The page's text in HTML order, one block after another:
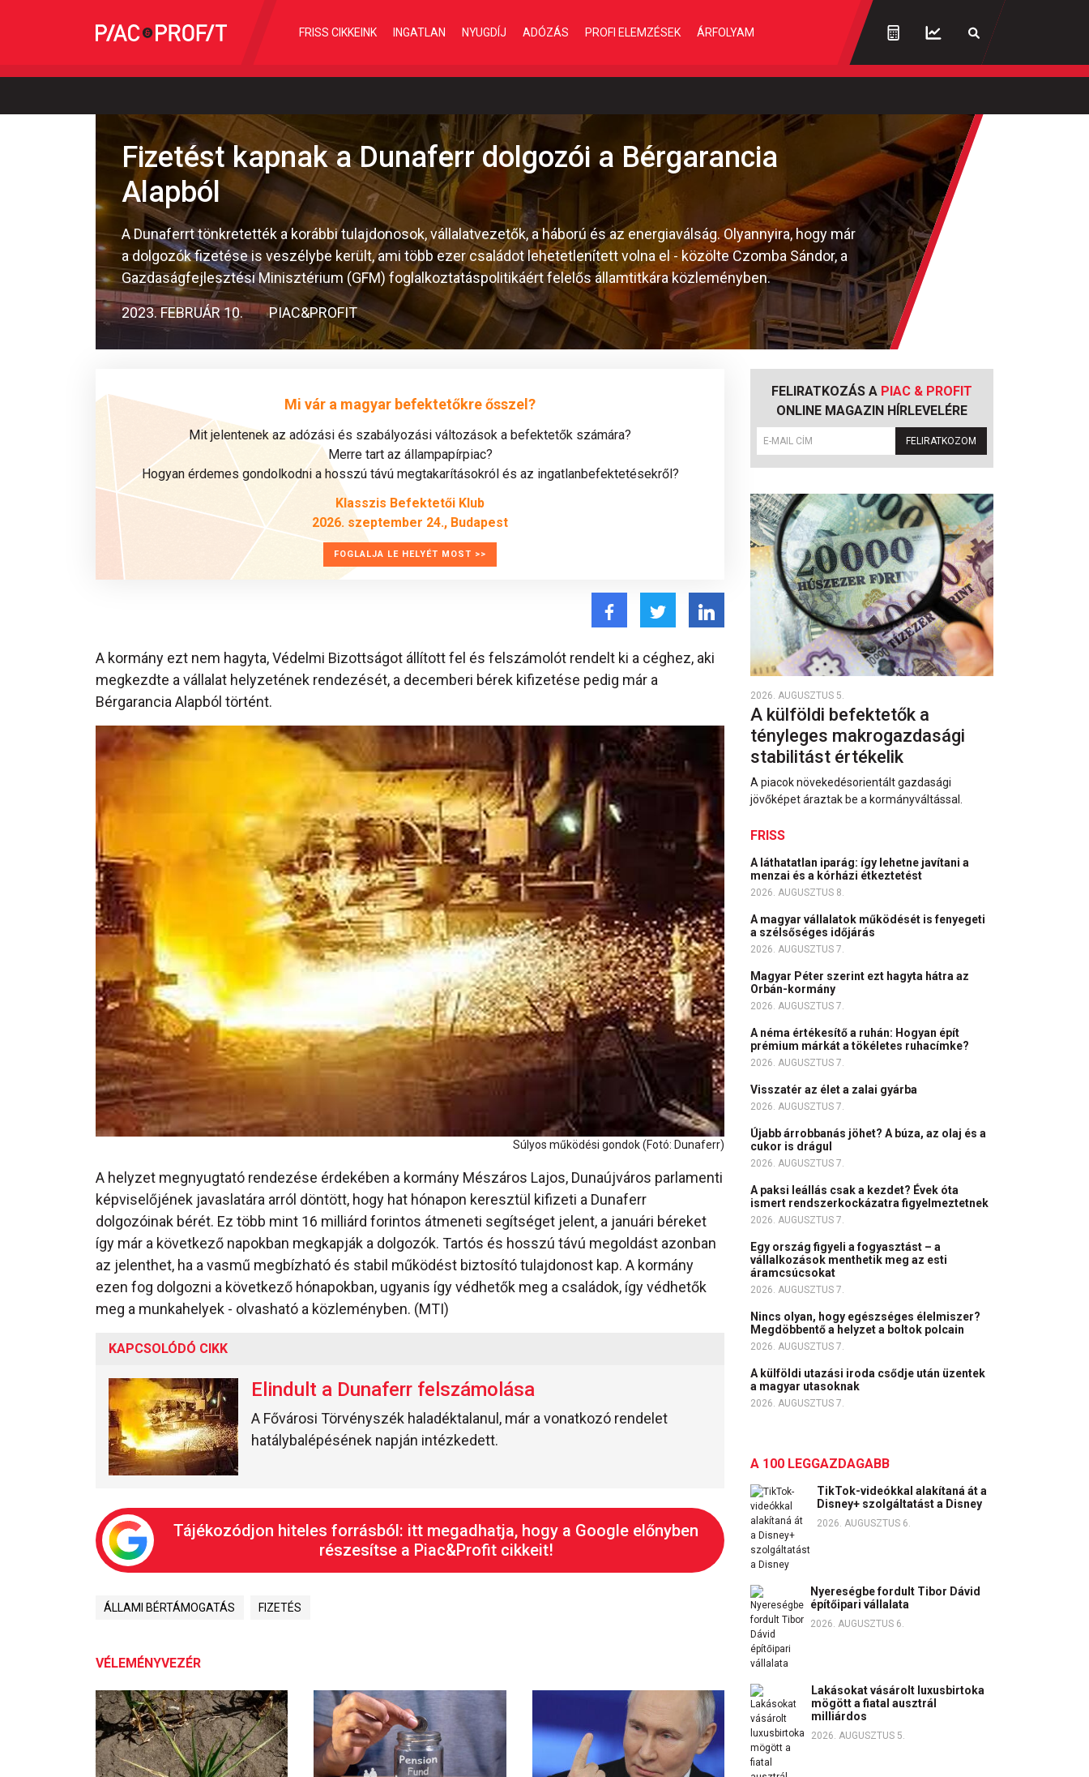
FRISS CIKKEINK INGATLAN NYUGDÍJ ADÓZÁS PROFI ELEMZÉSEK ÁRFOLYAM
Fizetést kapnak a Dunaferr dolgozói a Bérgarancia
Alapból
A Dunaferrt tönkretették a korábbi tulajdonosok, vállalatvezetők, a háború és az energiaválság. Olyannyira, hogy már
a dolgozók fizetése is veszélybe került, ami több ezer családot lehetetlenített volna el - közölte Czomba Sándor, a
Gazdaságfejlesztési Minisztérium (GFM) foglalkoztatáspolitikáért felelős államtitkára közleményben.
2023. FEBRUÁR 10. PIAC&PROFIT
Mi vár a magyar befektetőkre ősszel?
Mit jelentenek az adózási és szabályozási változások a befektetők számára?
Merre tart az állampapírpiac?
Hogyan érdemes gondolkodni a hosszú távú megtakarításokról és az ingatlanbefektetésekről?
Klasszis Befektetői Klub
2026. szeptember 24., Budapest
FOGLALJA LE HELYÉT MOST >>
A kormány ezt nem hagyta, Védelmi Bizottságot állított fel és felszámolót rendelt ki a céghez, aki
megkezdte a vállalat helyzetének rendezését, a decemberi bérek kifizetése pedig már a
Bérgarancia Alapból történt.
Súlyos működési gondok (Fotó: Dunaferr)
A helyzet megnyugtató rendezése érdekében a kormány Mészáros Lajos, Dunaújváros parlamenti
képviselőjének javaslatára arról döntött, hogy hat hónapon keresztül kifizeti a Dunaferr
dolgozóinak bérét. Ez több mint 16 milliárd forintos átmeneti segítséget jelent, a januári béreket
így már a következő napokban megkapják a dolgozók. Tartós és hosszú távú megoldást azonban
az jelenthet, ha a vasmű megbízható és stabil működést biztosító tulajdonost kap. A kormány
ezen fog dolgozni a következő hónapokban, ugyanis így védhetők meg a családok, így védhetők
meg a munkahelyek - olvasható a közleményben. (MTI)
KAPCSOLÓDÓ CIKK
Elindult a Dunaferr felszámolása
A Fővárosi Törvényszék haladéktalanul, már a vonatkozó rendelet
hatálybalépésének napján intézkedett.
Tájékozódjon hiteles forrásból: itt megadhatja, hogy a Google előnyben
részesítse a Piac&Profit cikkeit!
ÁLLAMI BÉRTÁMOGATÁS FIZETÉS
VÉLEMÉNYVEZÉR
FELIRATKOZÁS A PIAC & PROFIT
ONLINE MAGAZIN HÍRLEVELÉRE
FELIRATKOZOM
2026. AUGUSZTUS 5.
A külföldi befektetők a
tényleges makrogazdasági
stabilitást értékelik
A piacok növekedésorientált gazdasági
jövőképet áraztak be a kormányváltással.
FRISS
A láthatatlan iparág: így lehetne javítani a
menzai és a kórházi étkeztetést
2026. AUGUSZTUS 8.
A magyar vállalatok működését is fenyegeti
a szélsőséges időjárás
2026. AUGUSZTUS 7.
Magyar Péter szerint ezt hagyta hátra az
Orbán-kormány
2026. AUGUSZTUS 7.
A néma értékesítő a ruhán: Hogyan épít
prémium márkát a tökéletes ruhacímke?
2026. AUGUSZTUS 7.
Visszatér az élet a zalai gyárba
2026. AUGUSZTUS 7.
Újabb árrobbanás jöhet? A búza, az olaj és a
cukor is drágul
2026. AUGUSZTUS 7.
A paksi leállás csak a kezdet? Évek óta
ismert rendszerkockázatra figyelmeztetnek
2026. AUGUSZTUS 7.
Egy ország figyeli a fogyasztást – a
vállalkozások menthetik meg az esti
áramcsúcsokat
2026. AUGUSZTUS 7.
Nincs olyan, hogy egészséges élelmiszer?
Megdöbbentő a helyzet a boltok polcain
2026. AUGUSZTUS 7.
A külföldi utazási iroda csődje után üzentek
a magyar utasoknak
2026. AUGUSZTUS 7.
A 100 LEGGAZDAGABB
TikTok-videókkal alakítaná át a
Disney+ szolgáltatást a Disney
2026. AUGUSZTUS 6.
Nyereségbe fordult Tibor Dávid
építőipari vállalata
2026. AUGUSZTUS 6.
Lakásokat vásárolt luxusbirtoka
mögött a fiatal ausztrál
milliárdos
2026. AUGUSZTUS 5.